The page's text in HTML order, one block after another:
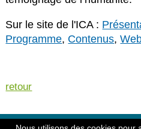
Sur le site de l'ICA :
Programme, Contenus,
retour
© Copyright 2004-2026 -